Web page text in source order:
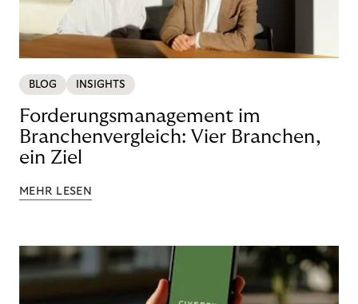
BLOG INSIGHTS
Forderungsmanagement im
Branchenvergleich: Vier Branchen,
ein Ziel
MEHR LESEN